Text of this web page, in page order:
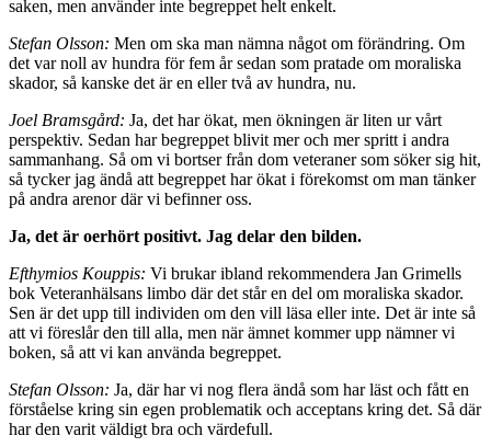
saken, men använder inte begreppet helt en­kelt.
Stefan Olsson: Men om ska man nämna något om för­ändring. Om
det var noll av hundra för fem år sedan som pratade om moraliska
skador, så kanske det är en eller två av hundra, nu.
Joel Bramsgård: Ja, det har ökat, men ökningen är liten ur vårt
perspektiv. Sedan har begreppet blivit mer och mer spritt i andra
sammanhang. Så om vi bortser från dom veteraner som söker sig hit,
så tycker jag ändå att begreppet har ökat i förekomst om man tänker
på an­dra arenor där vi befinner oss.
Ja, det är oerhört positivt. Jag delar den bilden.
Efthymios Kouppis: Vi brukar ibland rekommendera Jan Grimells
bok Veteranhälsans limbo där det står en del om moraliska skador.
Sen är det upp till individen om den vill läsa eller inte. Det är inte så
att vi föreslår den till alla, men när ämnet kommer upp nämner vi
boken, så att vi kan använda begreppet.
Stefan Olsson: Ja, där har vi nog flera ändå som har läst och fått en
förståelse kring sin egen problematik och acceptans kring det. Så där
har den varit väldigt bra och värdefull.